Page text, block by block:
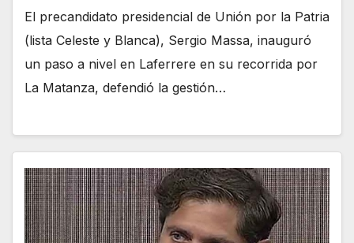
El precandidato presidencial de Unión por la Patria
(lista Celeste y Blanca), Sergio Massa, inauguró
un paso a nivel en Laferrere en su recorrida por
La Matanza, defendió la gestión…